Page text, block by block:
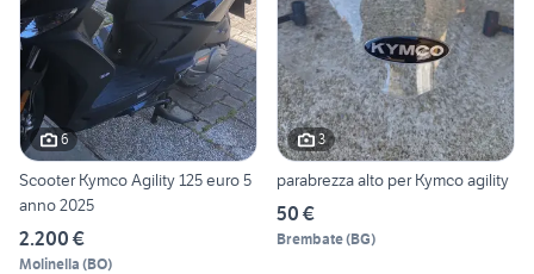
6
Scooter Kymco Agility 125 euro 5
anno 2025
2.200 €
Molinella (BO)
3
parabrezza alto per Kymco agility
50 €
Brembate(BG)